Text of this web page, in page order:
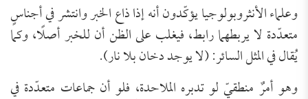
وعلماء الأنثروبولوجيا يؤكّدون أنه إذا ذاع الخبر وانتشر في أجناسٍ
متعدّدة لا يربطهما رابط، فيغلب على الظن أن للخبر أصلًا، وكما
يُقال في المثل السائر: (لا يوجد دخان بلا نار).
وهو أمرٌ منطقيّ لو تدبره الملاحدة، فلو أن جماعات متعدّدة في